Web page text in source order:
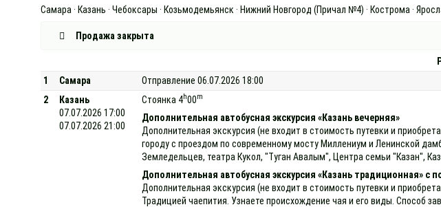
Самара · Казань · Чебоксары · Козьмодемьянск · Нижний Новгород (Причал №4) · Кострома ·
Продажа закрыта
1
Самара
Отправление 06.07.2026 18:00
2
Казань
07.07.2026 17:00
07.07.2026 21:00
Стоянка 4h00m
Дополнительная автобусная экскурсия «Казань вечерняя»
Дополнительная экскурсия (не входит в стоимость путевки и
городу с проездом по современному мосту Миллениум и Ленинской
Земледельцев, театра Кукол, "Туган Авалым", Центра семьи "Казан",
Дополнительная автобусная экскурсия «Казань традиционная» с
Дополнительная экскурсия (не входит в стоимость путевки и
Традицией чаепития. Узнаете происхождение чая и его виды. Способ